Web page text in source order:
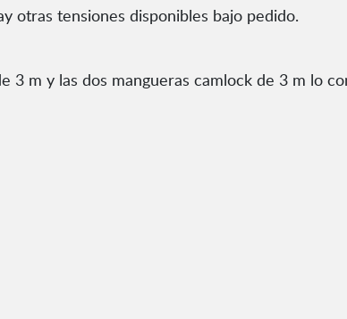
otras tensiones disponibles bajo pedido.
m y las dos mangueras camlock de 3 m lo